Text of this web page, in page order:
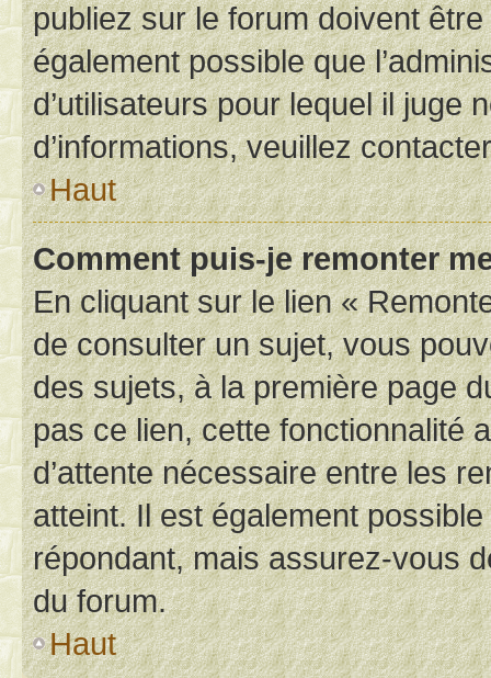
publiez sur le forum doivent
également possible que
d’utilisateurs pour lequel il juge
d’informations, veuillez
Haut
Comment puis-je remonter
En cliquant sur le lien «
de consulter un sujet, vous
des sujets, à la première page
pas ce lien, cette fonctionnalité
d’attente nécessaire entre les
atteint. Il est également
répondant, mais assurez-vous
du forum.
Haut